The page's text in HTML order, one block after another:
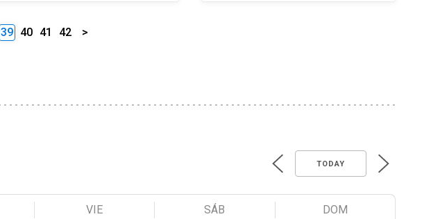
39 40 41 42 >
TODAY
VIE SÁB DOM